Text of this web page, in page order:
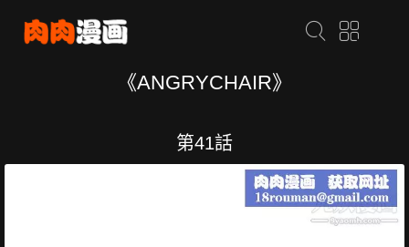
《ANGRYCHAIR》
第41話